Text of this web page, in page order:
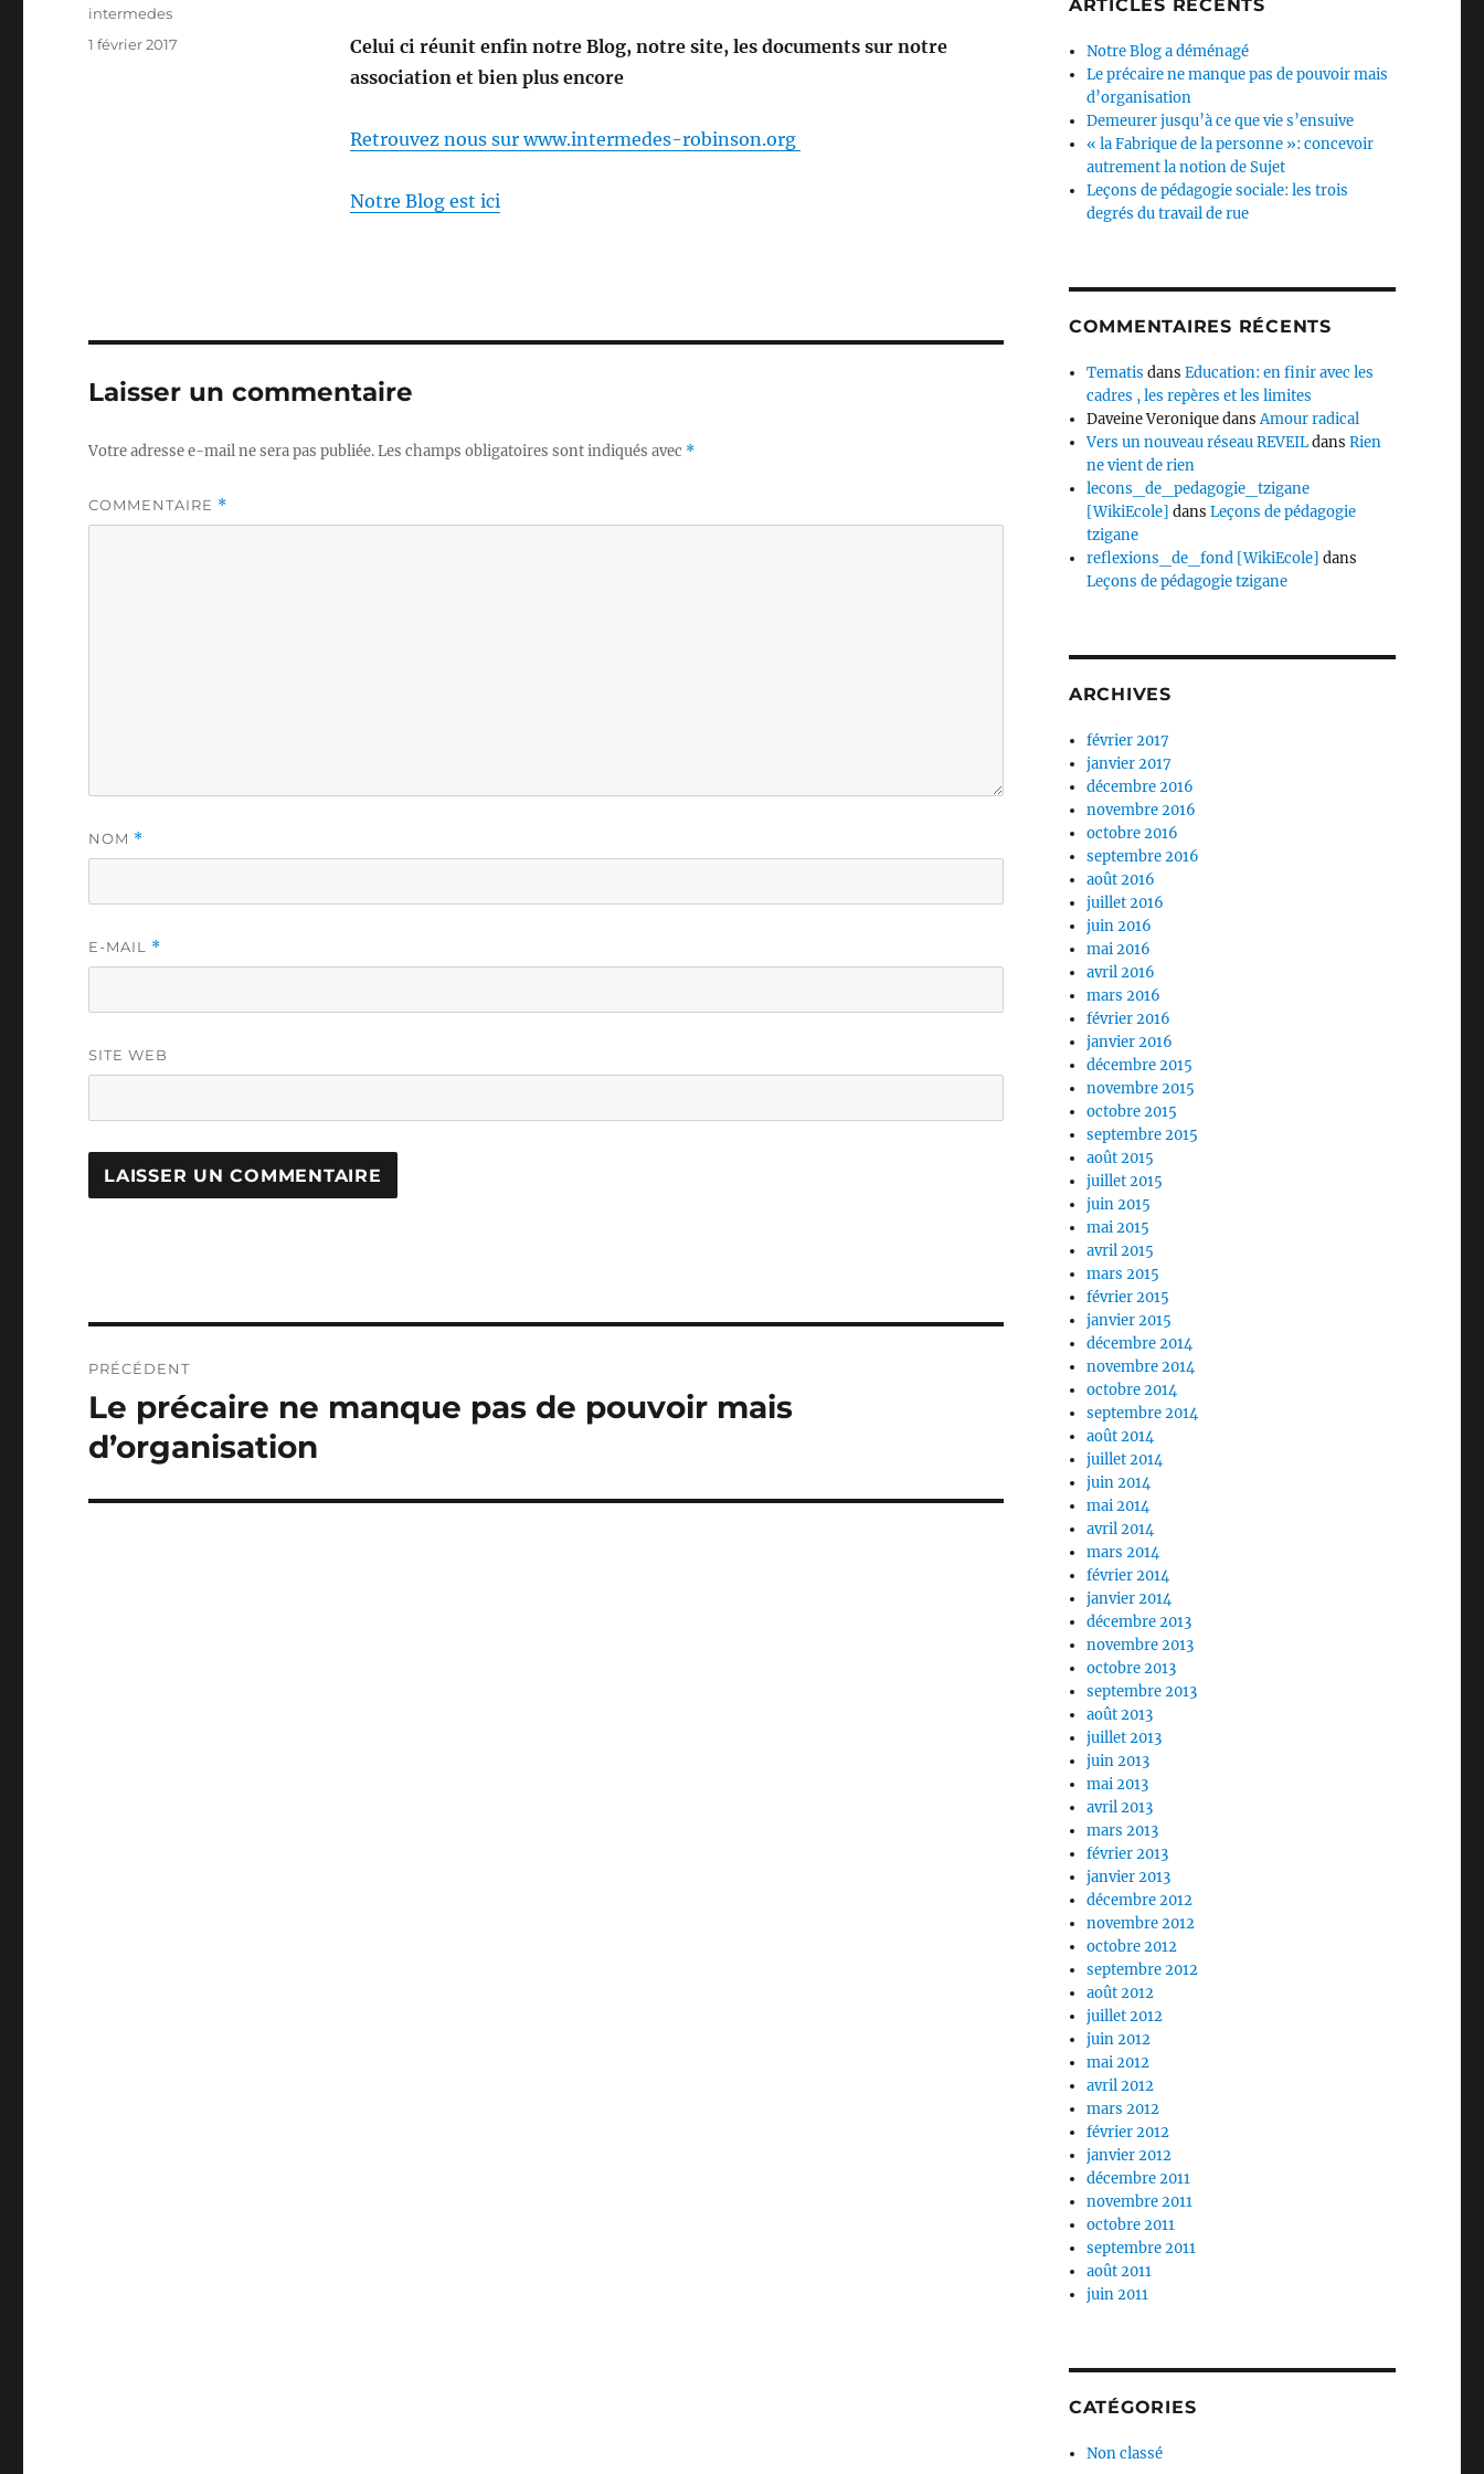
Celui ci réunit enfin notre Blog, notre site, les documents sur notre
association et bien plus encore
Retrouvez nous sur www.intermedes-robinson.org
Notre Blog est ici
Auteur
intermedes
Publié
1 février 2017
Laisser un commentaire
Votre adresse e-mail ne sera pas publiée.Les champs obligatoires sont indiqués avec *
COMMENTAIRE *
NOM *
E-MAIL *
SITE WEB
de
l’article
PRÉCÉDENT
Publication
précédente :
Le précaire ne manque pas de pouvoir mais
d’organisation
ARTICLES RÉCENTS
Notre Blog a déménagé
Le précaire ne manque pas de pouvoir mais
d’organisation
Demeurer jusqu’à ce que vie s’ensuive
« la Fabrique de la personne »: concevoir
autrement la notion de Sujet
Leçons de pédagogie sociale: les trois
degrés du travail de rue
COMMENTAIRES RÉCENTS
Tematis dansEducation: en finir avec les
cadres , les repères et les limites
Daveine VeroniquedansAmour radical
Vers un nouveau réseau REVEILdansRien
ne vient de rien
lecons_de_pedagogie_tzigane
[WikiEcole] dansLeçons de pédagogie
tzigane
reflexions_de_fond [WikiEcole] dans
Leçons de pédagogie tzigane
ARCHIVES
février 2017
janvier 2017
décembre 2016
novembre 2016
octobre 2016
septembre 2016
août 2016
juillet 2016
juin 2016
mai 2016
avril 2016
mars 2016
février 2016
janvier 2016
décembre 2015
novembre 2015
octobre 2015
septembre 2015
août 2015
juillet 2015
juin 2015
mai 2015
avril 2015
mars 2015
février 2015
janvier 2015
décembre 2014
novembre 2014
octobre 2014
septembre 2014
août 2014
juillet 2014
juin 2014
mai 2014
avril 2014
mars 2014
février 2014
janvier 2014
décembre 2013
novembre 2013
octobre 2013
septembre 2013
août 2013
juillet 2013
juin 2013
mai 2013
avril 2013
mars 2013
février 2013
janvier 2013
décembre 2012
novembre 2012
octobre 2012
septembre 2012
août 2012
juillet 2012
juin 2012
mai 2012
avril 2012
mars 2012
février 2012
janvier 2012
décembre 2011
novembre 2011
octobre 2011
septembre 2011
août 2011
juin 2011
CATÉGORIES
Non classé